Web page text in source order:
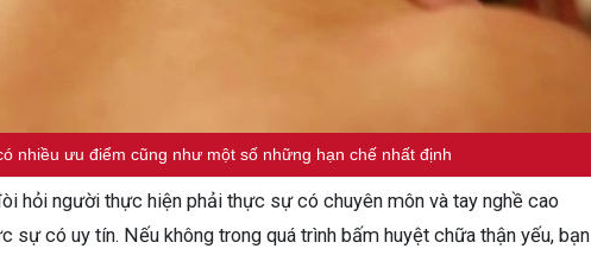
nhiều ưu điểm cũng như một số những hạn chế nhất định
hỏi người thực hiện phải thực sự có chuyên môn và tay nghề cao
sự có uy tín. Nếu không trong quá trình bấm huyệt chữa thận yếu, bạn